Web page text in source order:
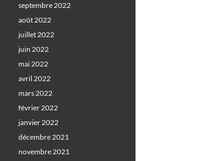
septembre 2022
août 2022
juillet 2022
juin 2022
mai 2022
avril 2022
mars 2022
février 2022
janvier 2022
décembre 2021
novembre 2021